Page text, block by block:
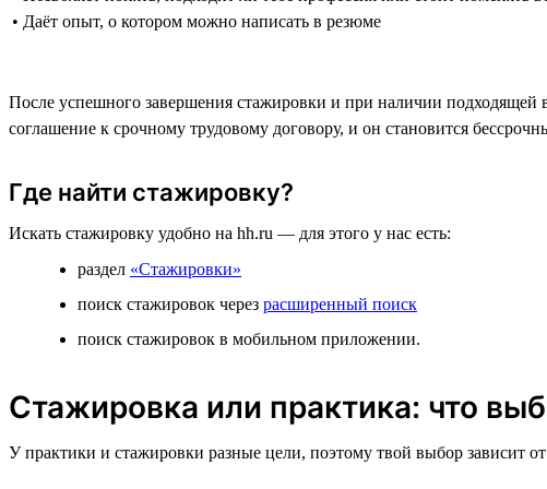
• Даёт опыт, о котором можно написать в резюме
После успешного завершения стажировки и при наличии подходящей
соглашение к срочному трудовому договору, и он становится
Где найти стажировку?
Искать стажировку удобно на hh.ru — для этого у нас есть:
раздел «Стажировки»
поиск стажировок через расширенный поиск
поиск стажировок в мобильном приложении.
Стажировка или практика: что
У практики и стажировки разные цели, поэтому твой выбор зависит от